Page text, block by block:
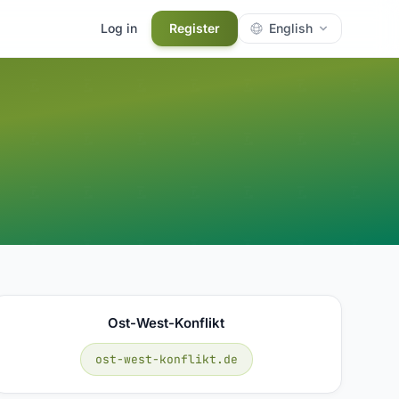
Log in Register English
Ost-West-Konflikt
ost-west-konflikt.de